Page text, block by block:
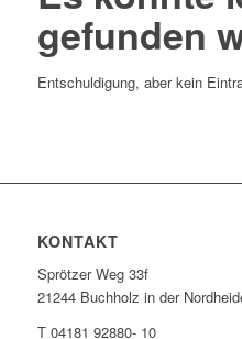
gefunden
Entschuldigung, aber kein
KONTAKT
Sprötzer Weg 33f
21244 Buchholz in der
T 04181 92880- 10